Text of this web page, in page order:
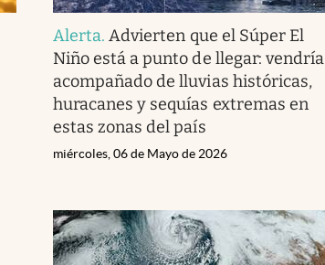
Alerta.Advierten que el Súper El
Niño está a punto de llegar: vendría
acompañado de lluvias históricas,
huracanes y sequías extremas en
estas zonas del país
miércoles, 06 de Mayo de 2026